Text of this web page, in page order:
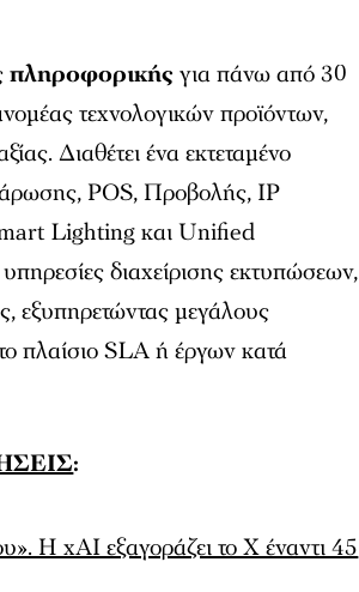
πληροφορικής για πάνω από 30
τεχνολογικών προϊόντων,
Διαθέτει ένα εκτεταμένο
POS, Προβολής, IP
Lighting και Unified
διαχείρισης εκτυπώσεων,
εξυπηρετώντας μεγάλους
πλαίσιο SLA ή έργων κατά
:
Η xAI εξαγοράζει το X έναντι 45